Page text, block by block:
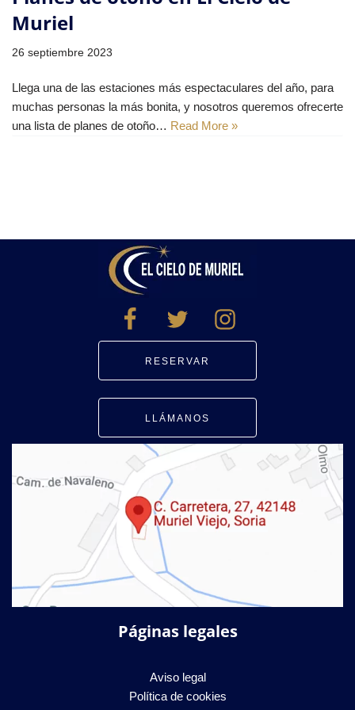
Muriel
26 septiembre 2023
Llega una de las estaciones más espectaculares del año, para
muchas personas la más bonita, y nosotros queremos ofrecerte
una lista de planes de otoño… Read More »
RESERVAR
LLÁMANOS
Páginas legales
Aviso legal
Política de cookies